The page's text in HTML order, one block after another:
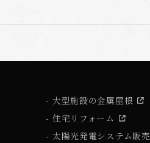
大型施設の金属屋根
住宅リフォーム
太陽光発電システム販売